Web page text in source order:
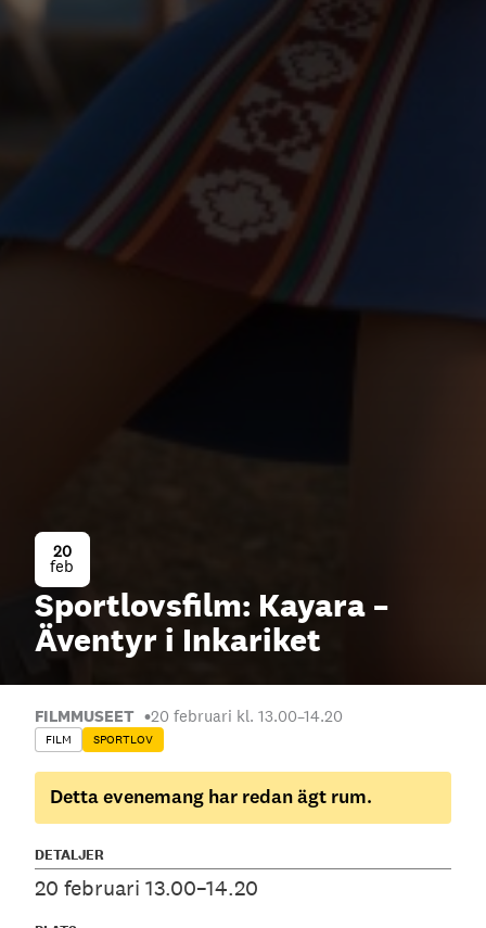
20
feb
Sportlovsfilm: Kayara –
Äventyr i Inkariket
FILMMUSEET 20 februari kl. 13.00–14.20
FILM SPORTLOV
Detta evenemang har redan ägt rum.
DETALJER
20 februari 13.00–14.20